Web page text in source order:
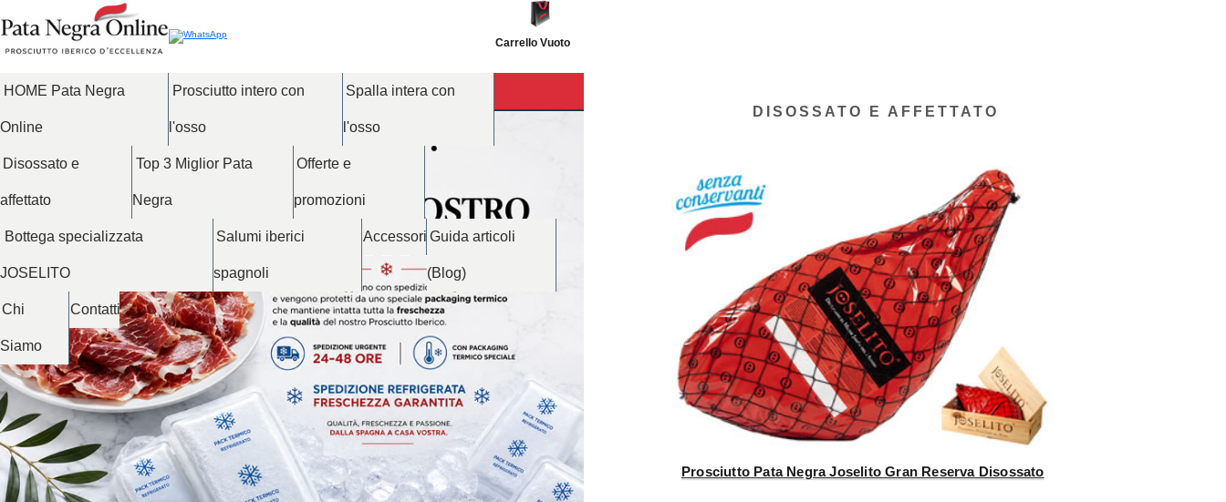
Carrello Vuoto
HOME Pata Negra
Online
Prosciutto intero con
l'osso
Spalla intera con
l'osso
Disossato e
affettato
Top 3 Miglior Pata
Negra
Offerte e
promozioni
Bottega specializzata
JOSELITO
Salumi iberici
spagnoli
Accessori Guida articoli
(Blog)
Chi
Siamo
Contatti
DISOSSATO E AFFETTATO
Prosciutto Pata Negra Joselito Gran Reserva Disossato